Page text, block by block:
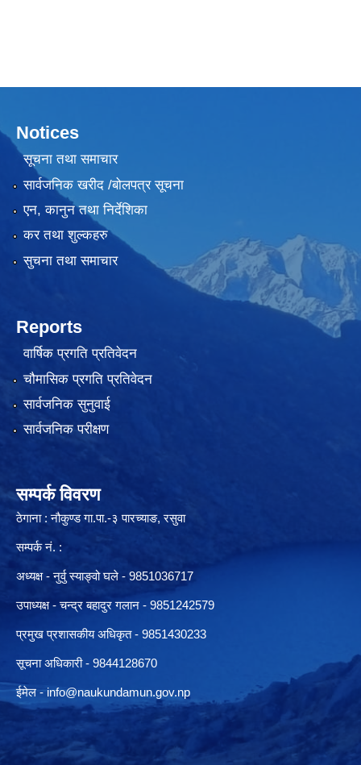
Notices
सूचना तथा समाचार
सार्वजनिक खरीद /बोलपत्र सूचना
एन, कानुन तथा निर्देशिका
कर तथा शुल्कहरु
सुचना तथा समाचार
Reports
वार्षिक प्रगति प्रतिवेदन
चौमासिक प्रगति प्रतिवेदन
सार्वजनिक सुनुवाई
सार्वजनिक परीक्षण
सम्पर्क विवरण
ठेगाना : नौकुण्ड गा.पा.-३ पारच्याङ, रसुवा
सम्पर्क नं. :
अध्यक्ष - नुर्वु स्याङ्वो घले - 9851036717
उपाध्यक्ष - चन्द्र बहादुर गलान - 9851242579
प्रमुख प्रशासकीय अधिकृत - 9851430233
सूचना अधिकारी - 9844128670
ईमेल -info@naukundamun.gov.np